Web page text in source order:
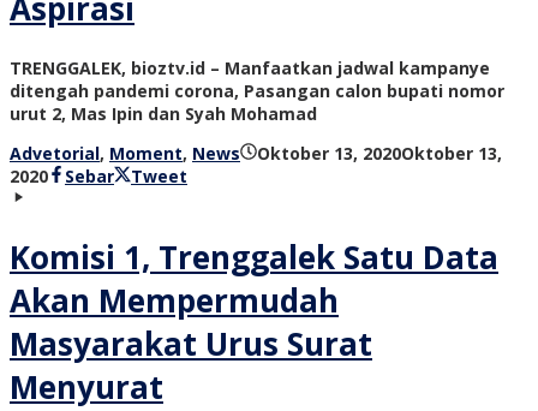
TRENGGALEK, bioztv.id – Manfaatkan jadwal kampanye
ditengah pandemi corona, Pasangan calon bupati nomor
urut 2, Mas Ipin dan Syah Mohamad
Advetorial, Moment, News Oktober 13, 2020Oktober 13,
2020olehSebar Tweet
Komisi 1, Trenggalek Satu Data
Akan Mempermudah
Masyarakat Urus Surat
Menyurat